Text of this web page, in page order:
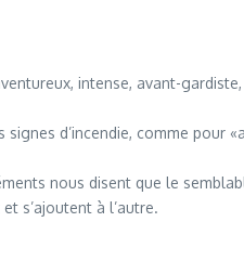
intense, avant-
d’incendie, comme pour
nous disent que le
s’ajoutent à l’autre.